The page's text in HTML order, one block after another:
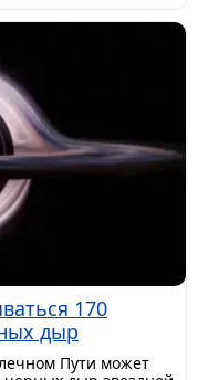
170
дыр
Пути может